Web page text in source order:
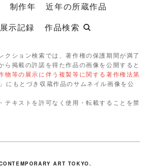
制作年
近年の所蔵作品
展示記録 作品検索
クション検索では、著作権の保護期間が満了
ら掲載の許諾を得た作品の画像を公開すると
物等の展示に伴う複製等に関する著作権法第
」にもとづき収蔵作品のサムネイル画像を公
テキストを許可なく使用・転載することを禁
ART TOKYO.